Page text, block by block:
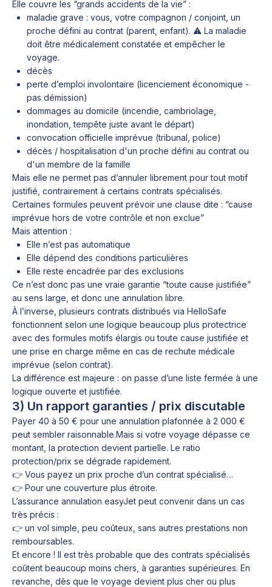
Elle couvre les “grands accidents de la vie” :
maladie grave : vous, votre compagnon / conjoint, un
proche défini au contrat (parent, enfant). ⚠️ La maladie
doit être médicalement constatée et empêcher le
voyage.
décès
perte d’emploi involontaire (licenciement économique -
pas démission)
dommages au domicile (incendie, cambriolage,
inondation, tempête juste avant le départ)
convocation officielle imprévue (tribunal, police)
décès / hospitalisation d'un proche défini au contrat ou
d'un membre de la famille
Mais elle ne permet pas d’annuler librement pour tout motif
justifié, contrairement à certains contrats spécialisés.
Certaines formules peuvent prévoir une clause dite : “cause
imprévue hors de votre contrôle et non exclue”
Mais attention :
Elle n’est pas automatique
Elle dépend des conditions particulières
Elle reste encadrée par des exclusions
Ce n’est donc pas une vraie garantie “toute cause justifiée”
au sens large, et donc une annulation libre.
À l’inverse, plusieurs contrats distribués via HelloSafe
fonctionnent selon une logique beaucoup plus protectrice
avec des formules motifs élargis ou toute cause justifiée et
une prise en charge même en cas de rechute médicale
imprévue (selon contrat).
La différence est majeure : on passe d’une liste fermée à une
logique ouverte et justifiée.
3) Un rapport garanties / prix discutable
Payer 40 à 50 € pour une annulation plafonnée à 2 000 €
peut sembler raisonnable.Mais si votre voyage dépasse ce
montant, la protection devient partielle. Le ratio
protection/prix se dégrade rapidement.
👉 Vous payez un prix proche d’un contrat spécialisé…
👉 Pour une couverture plus étroite.
L’assurance annulation easyJet peut convenir dans un cas
très précis :
👉 un vol simple, peu coûteux, sans autres prestations non
remboursables.
Et encore ! Il est très probable que des contrats spécialisés
coûtent beaucoup moins chers, à garanties supérieures. En
revanche, dès que le voyage devient plus cher ou plus